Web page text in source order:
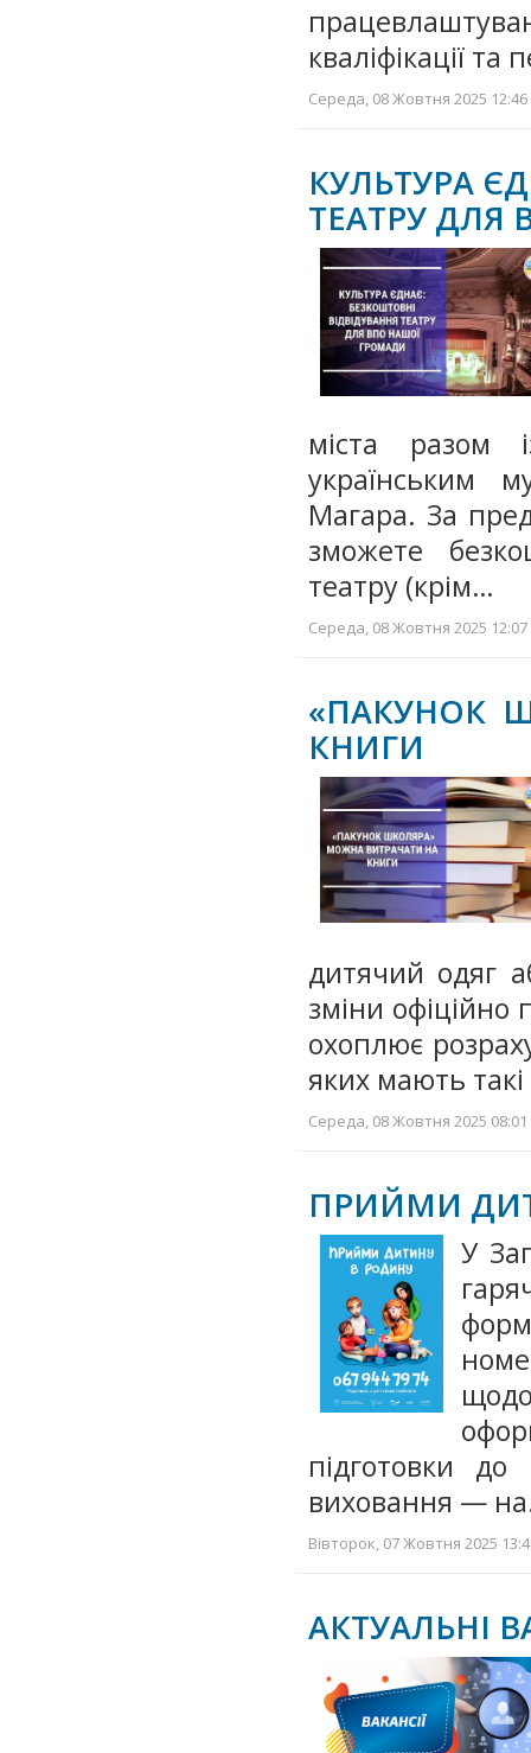
кваліфікації
Середа, 08 Жовтня 2025
КУЛЬТУРА
ТЕАТРУ
міста разом
українським
Магара. За
зможете
театру (крім…
Середа, 08 Жовтня 2025
«ПАКУНОК
КНИГИ
дитячий одяг
зміни
охоплює
яких мають
Середа, 08 Жовтня 2025
ПРИЙМИ
У
підготовки
виховання —
Вівторок, 07 Жовтня 2025
АКТУАЛЬНІ